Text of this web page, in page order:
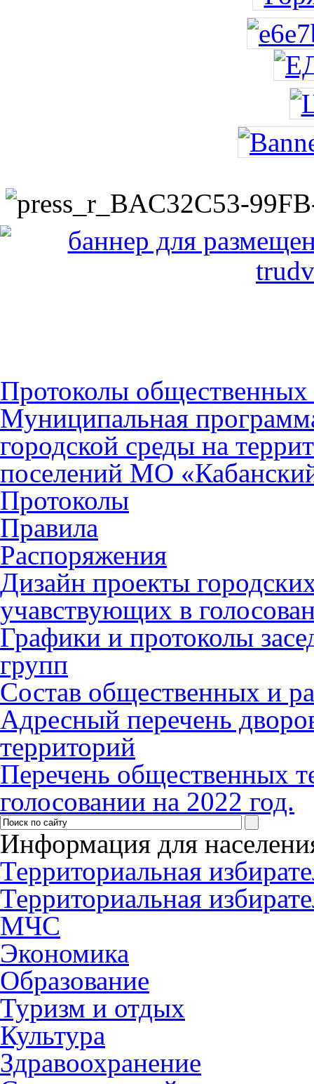
Протоколы
Муниципальная
городской среды на
поселений МО
Протоколы
Правила
Распоряжения
Дизайн проекты
учавствующих в
Графики и протоколы
групп
Состав общественных и
Адресный перечень
территорий
Перечень общественных
голосовании на 2022 год.
Информация для
Территориальная
Территориальная
МЧС
Экономика
Образование
Туризм и отдых
Культура
Здравоохранение